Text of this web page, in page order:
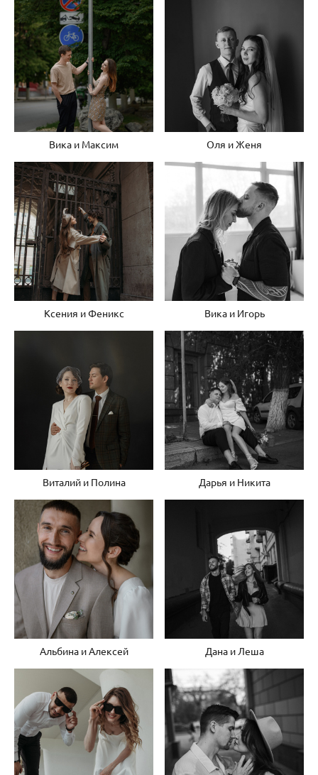
Вика и Максим Оля и Женя
Ксения и Феникс Вика и Игорь
Виталий и Полина Дарья и Никита
Альбина и Алексей Дана и Леша